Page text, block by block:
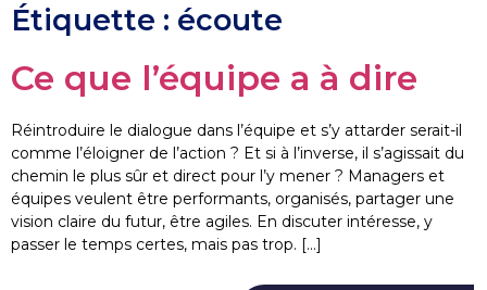
Étiquette : écoute
Ce que l’équipe a à dire
Réintroduire le dialogue dans l’équipe et s’y attarder serait-il
comme l’éloigner de l’action ? Et si à l’inverse, il s’agissait du
chemin le plus sûr et direct pour l’y mener ? Managers et
équipes veulent être performants, organisés, partager une
vision claire du futur, être agiles. En discuter intéresse, y
passer le temps certes, mais pas trop. […]